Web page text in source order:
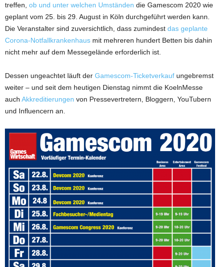
treffen, ob und unter welchen Umständen die Gamescom 2020 wie
geplant vom 25. bis 29. August in Köln durchgeführt werden kann.
Die Veranstalter sind zuversichtlich, dass zumindest das geplante
Corona-Notfallkrankenhaus mit mehreren hundert Betten bis dahin
nicht mehr auf dem Messegelände erforderlich ist.
Dessen ungeachtet läuft der Gamescom-Ticketverkauf ungebremst
weiter – und seit dem heutigen Dienstag nimmt die KoelnMesse
auch Akkreditierungen von Pressevertretern, Bloggern, YouTubern
und Influencern an.